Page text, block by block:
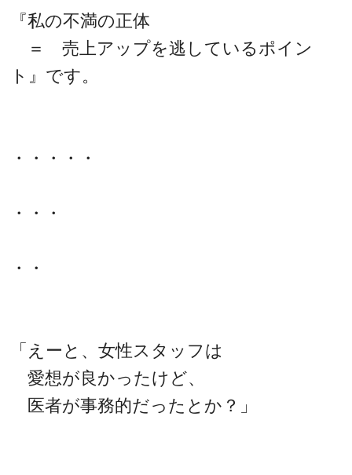
『私の不満の正体
＝ 売上アップを逃しているポイン
ト』です。
・・・・・
・・・
・・
「えーと、女性スタッフは
愛想が良かったけど、
医者が事務的だったとか？」